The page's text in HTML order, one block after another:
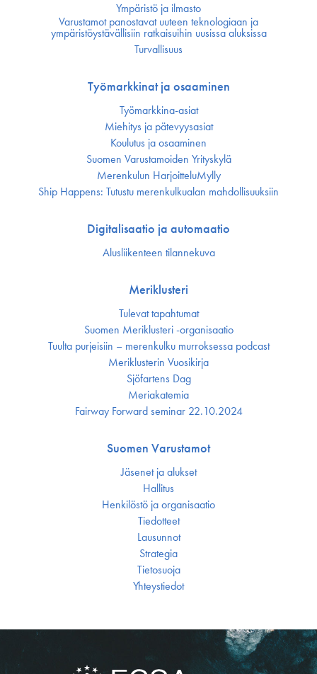
Ympäristö ja ilmasto
Varustamot panostavat uuteen teknologiaan ja
ympäristöystävällisiin ratkaisuihin uusissa aluksissa
Turvallisuus
Työmarkkinat ja osaaminen
Työmarkkina-asiat
Miehitys ja pätevyys­asiat
Koulutus ja osaaminen
Suomen Varustamoiden Yrityskylä
Merenkulun HarjoitteluMylly
Ship Happens: Tutustu merenkulkualan mahdollisuuksiin
Digitalisaatio ja automaatio
Alusliikenteen tilannekuva
Meriklusteri
Tulevat tapahtumat
Suomen Meriklusteri -organisaatio
Tuulta purjeisiin – merenkulku murroksessa podcast
Meriklusterin Vuosikirja
Sjöfartens Dag
Meriakatemia
Fairway Forward seminar 22.10.2024
Suomen Varustamot
Jäsenet ja alukset
Hallitus
Henkilöstö ja organisaatio
Tiedotteet
Lausunnot
Strategia
Tietosuoja
Yhteystiedot